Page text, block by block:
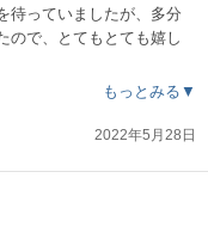
待っていましたが、多分
ので、とてもとても嬉し
んでくれるというか、
もっとみる▼
2022年5月28日